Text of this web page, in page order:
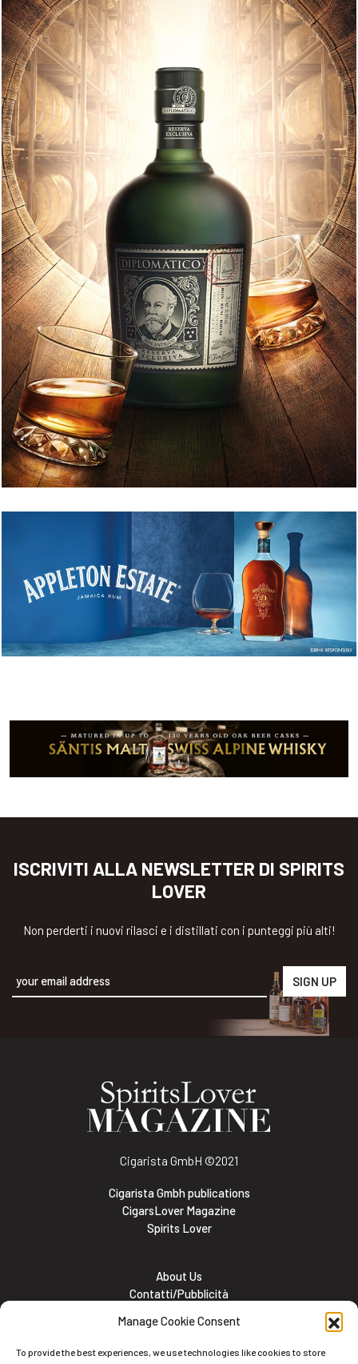
Manage Cookie Consent
To provide the best experiences, we use technologies like cookies to store
ISCRIVITI ALLA NEWSLETTER DI SPIRITS
LOVER
Non perderti i nuovi rilasci e i distillati con i punteggi più alti!
Cigarista GmbH ©2021
Cigarista Gmbh publications
CigarsLover Magazine
Spirits Lover
About Us
Contatti/Pubblicità
Meet the team